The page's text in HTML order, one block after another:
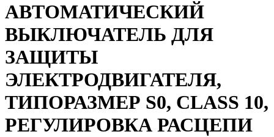
АВТОМАТИЧЕСКИЙ
ВЫКЛЮЧАТЕЛЬ ДЛЯ
ЗАЩИТЫ
ЭЛЕКТРОДВИГАТЕЛЯ,
ТИПОРАЗМЕР S0, CLASS 10,
РЕГУЛИРОВКА РАСЦЕПИ